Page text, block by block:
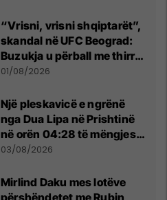
“Vrisni, vrisni shqiptarët”,
skandal në UFC Beograd:
Buzukja u përball me thirrje
anti-shqiptare nga
01/08/2026
Një pleskavicë e ngrënë
nga Dua Lipa në Prishtinë
në orën 04:28 të mëngjesit
- dhe bota digjitale serbe
03/08/2026
Mirlind Daku mes lotëve
përshëndetet me Rubin